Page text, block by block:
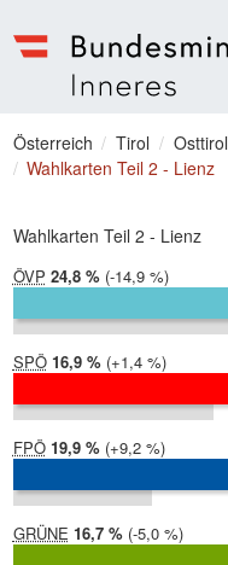
Sie befinden sich hier
Österreich Tirol Osttirol
Wahlkarten Teil 2 - Lienz
Wahlkarten Teil 2 - Lienz
ÖVP 2024:
24,8 %
2019:
39,7 %
Differenz:
-14,9 %
SPÖ 2024:
16,9 %
2019:
15,5 %
Differenz:
+1,4 %
FPÖ 2024:
19,9 %
2019:
10,7 %
Differenz:
+9,2 %
GRÜNE 2024:
16,7 %
2019:
21,7 %
Differenz:
-5,0 %